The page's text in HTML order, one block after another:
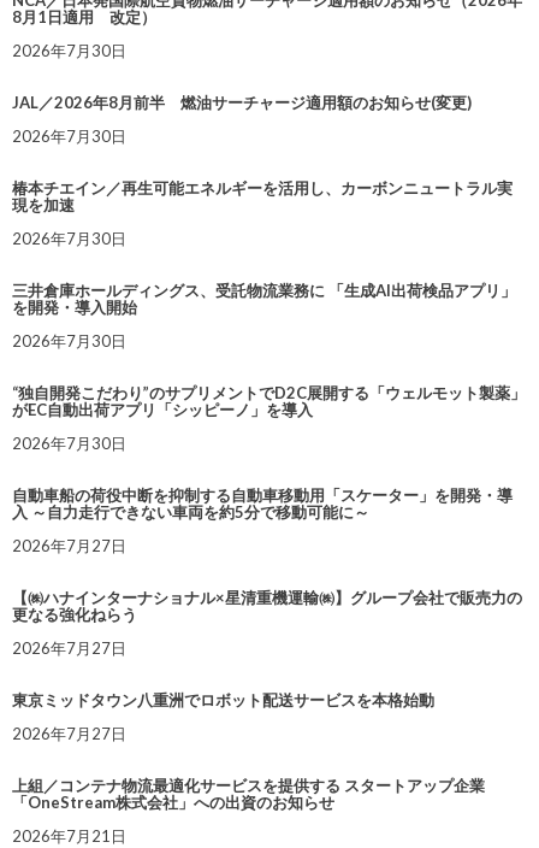
8月1日適用 改定）
2026年7月30日
JAL／2026年8月前半 燃油サーチャージ適用額のお知らせ(変更)
2026年7月30日
椿本チエイン／再生可能エネルギーを活用し、カーボンニュートラル実
現を加速
2026年7月30日
三井倉庫ホールディングス、受託物流業務に 「生成AI出荷検品アプリ」
を開発・導入開始
2026年7月30日
“独自開発こだわり”のサプリメントでD2C展開する「ウェルモット製薬」
がEC自動出荷アプリ「シッピーノ」を導入
2026年7月30日
自動車船の荷役中断を抑制する自動車移動用「スケーター」を開発・導
入 ～自力走行できない車両を約5分で移動可能に～
2026年7月27日
【㈱ハナインターナショナル×星清重機運輸㈱】グループ会社で販売力の
更なる強化ねらう
2026年7月27日
東京ミッドタウン八重洲でロボット配送サービスを本格始動
2026年7月27日
上組／コンテナ物流最適化サービスを提供する スタートアップ企業
「OneStream株式会社」への出資のお知らせ
2026年7月21日